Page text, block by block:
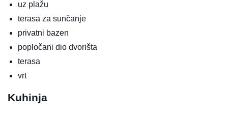
uz plažu
terasa za sunčanje
privatni bazen
popločani dio dvorišta
terasa
vrt
Kuhinja